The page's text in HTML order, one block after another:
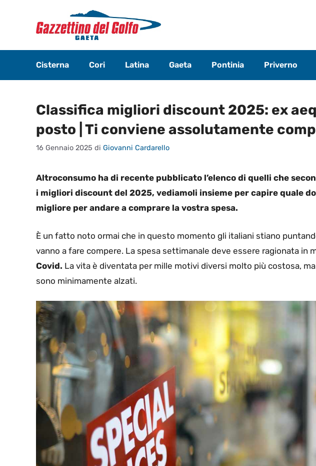
contenuto
Cisterna Cori Latina Gaeta Pontinia Priverno
Classifica migliori discount 2025: ex
posto | Ti conviene assolutamente
16 Gennaio 2025 di Giovanni Cardarello
Altroconsumo ha di recente pubblicato l’elenco di quelli che
i migliori discount del 2025, vediamoli insieme per capire quale
migliore per andare a comprare la vostra spesa.
È un fatto noto ormai che in questo momento gli italiani stiano
vanno a fare compere. La spesa settimanale deve essere ragionata in
Covid. La vita è diventata per mille motivi diversi molto più costosa,
sono minimamente alzati.